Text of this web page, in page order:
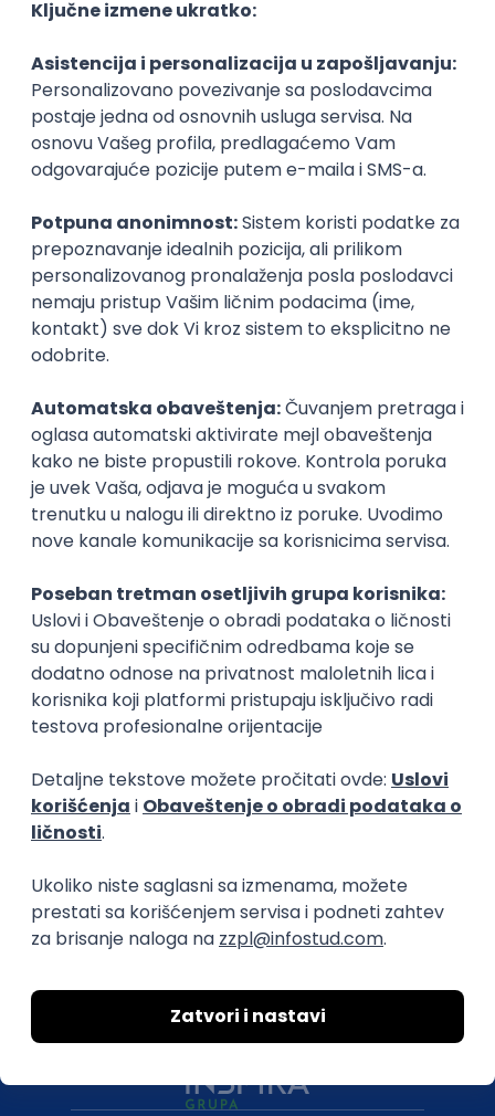
inboxu
Prijavi se
Istaknuti poslodavci
Okupljamo IT zajednicu, podižemo
transparentnost domaćeg IT tržišta rada i
O nama
Za poslodavce
Uslovi korišćenja
Uklonjeni profili poslodavaca
Za medije
Druželjubivi smo!